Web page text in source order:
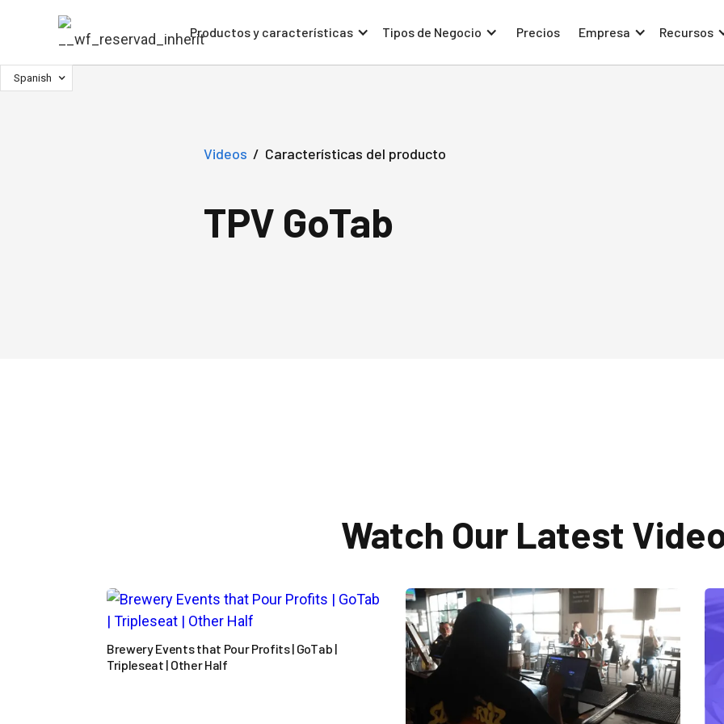
Productos y características Tipos de Negocio Precios Empresa Recursos
Spanish
Videos / Características del producto
TPV GoTab
Watch Our Latest
Brewery Events that Pour Profits | GoTab |
Tripleseat | Other Half